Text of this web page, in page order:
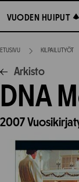
suoraan
sisältöön
VUODEN HUIPUT
VUODEN HUIPUT
ETUSIVU KILPAILUTYÖT
Arkisto
DNA
2007